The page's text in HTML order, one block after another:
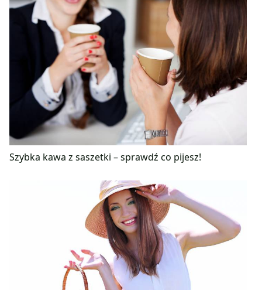
Szybka kawa z saszetki – sprawdź co pijesz!